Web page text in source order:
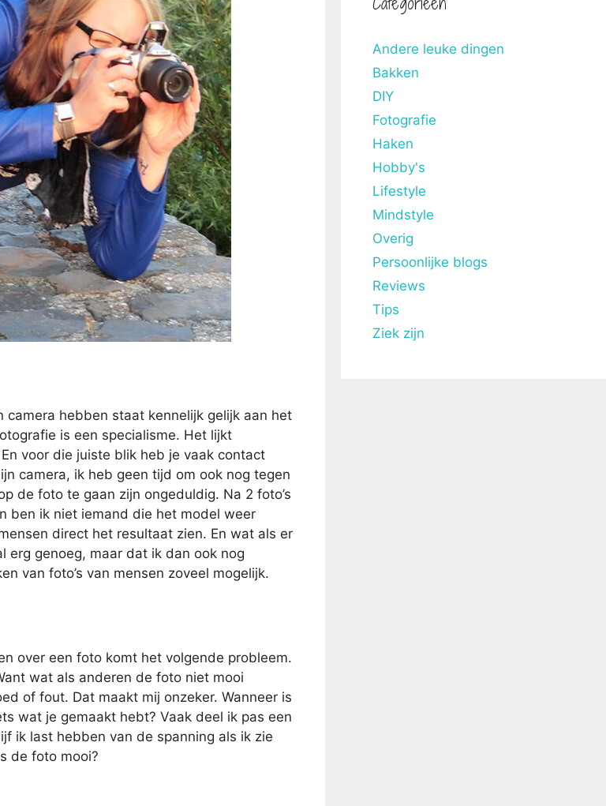
camera hebben staat kennelijk gelijk aan het
is een specialisme. Het lijkt
voor die juiste blik heb je vaak contact
camera, ik heb geen tijd om ook nog tegen
de foto te gaan zijn ongeduldig. Na 2 foto’s
ben ik niet iemand die het model weer
direct het resultaat zien. En wat als er
erg genoeg, maar dat ik dan ook nog
van foto’s van mensen zoveel mogelijk.
over een foto komt het volgende probleem.
wat als anderen de foto niet mooi
of fout. Dat maakt mij onzeker. Wanneer is
wat je gemaakt hebt? Vaak deel ik pas een
ik last hebben van de spanning als ik zie
de foto mooi?
Andere leuke dingen
Bakken
DIY
Fotografie
Haken
Hobby's
Lifestyle
Mindstyle
Overig
Persoonlijke blogs
Reviews
Tips
Ziek zijn